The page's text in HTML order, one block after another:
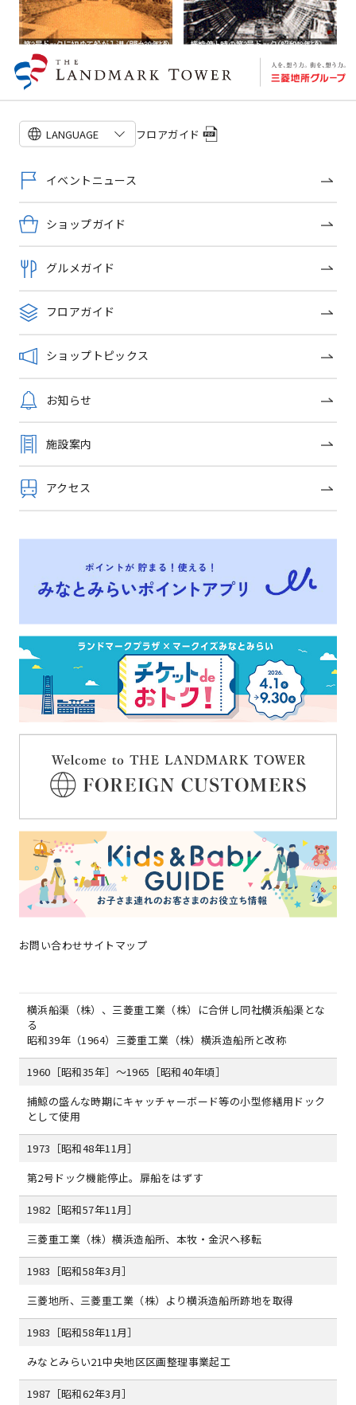
LANGUAGE フロアガイド
イベントニュース
ショップガイド
グルメガイド
フロアガイド
ショップトピックス
お知らせ
施設案内
アクセス
お問い合わせサイトマップ
第2号ドックは、海軍技師 恒川柳作氏の設計により、明治29
年（1896）に竣工。 現存する商船用石造りドックの中では日
以来、明治・大正・昭和を通じて港町「横浜」の発展と共に
活躍してきたこのドックは、昭和40年代に入り、船の大型
速に低下。昭和48年にその機能を停止することになりまし
た。
そして平成5年（1993）、横浜ランドマークタワーの敷地内
に再生され、平成9年（1997）12月に国の重要文化財に指定
されました。
ドックヤードガーデンの構造
全長
深さ
約10m
石材の種類
真鶴、伊豆地方の堅石である本小
松石、新小松石、及び六ヶ村石
ブラフ積み（直方体の石の長い面
の壁を作れる技術は明治時代に西洋から学んだもの
形態構成
渠頭部、本渠部、渠口部、扉船からなる
ドックヤードガーデンの歴史
1889［明治22年］
となる
1895［明治28年1月］
1896［明治29年12月］
第2号ドック竣工
1898［明治31年12月］
第1号ドック竣工
横浜船渠（株）、三菱重工業（株）に合併し同社横浜船渠とな
る
昭和39年（1964）三菱重工業（株）横浜造船所と改称
1960［昭和35年］～1965［昭和40年頃］
捕鯨の盛んな時期にキャッチャーボード等の小型修繕用ドック
として使用
1973［昭和48年11月］
第2号ドック機能停止。扉船をはずす
1982［昭和57年11月］
三菱重工業（株）横浜造船所、本牧・金沢へ移転
1983［昭和58年3月］
三菱地所、三菱重工業（株）より横浜造船所跡地を取得
1983［昭和58年11月］
みなとみらい21中央地区区画整理事業起工
1987［昭和62年3月］